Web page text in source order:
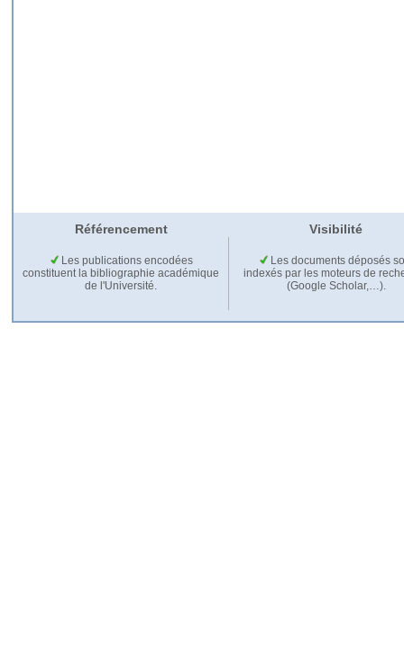
Référencement Visibilité
Les publications encodées
constituent la bibliographie académique
de l'Université.
Les documents déposés
indexés par les moteurs de
(Google Scholar,…).